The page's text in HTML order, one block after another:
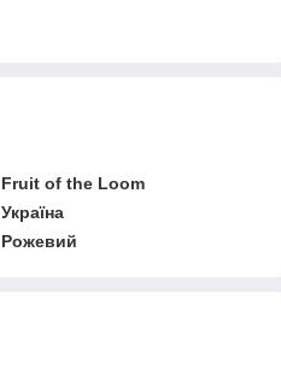
Fruit of the Loom
Україна
Рожевий